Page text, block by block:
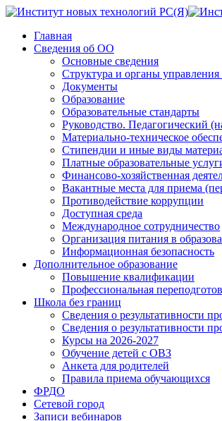
Главная
Сведения об ОО
Основные сведения
Структура и органы
Документы
Образование
Образовательные стандарты
Руководство. Педагогический
Материально-техническое
Стипендии и иные виды
Платные образовательные
Финансово-хозяйственная
Вакантные места для приема
Противодействие коррупции
Доступная среда
Международное сотрудничество
Организация питания в
Информационная безопасность
Дополнительное образование
Повышение квалификации
Профессиональная
Школа без границ
Сведения о результативности
Сведения о результативности
Курсы на 2026-2027
Обучение детей с ОВЗ
Анкета для родителей
Правила приема обучающихся
ФРДО
Сетевой город
Записи вебинаров